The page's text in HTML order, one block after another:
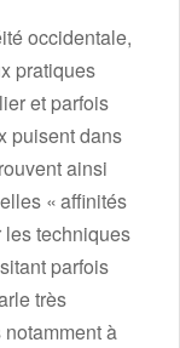
occidentale,
pratiques
et parfois
puisent dans
ainsi
« affinités
les techniques
parfois
très
à